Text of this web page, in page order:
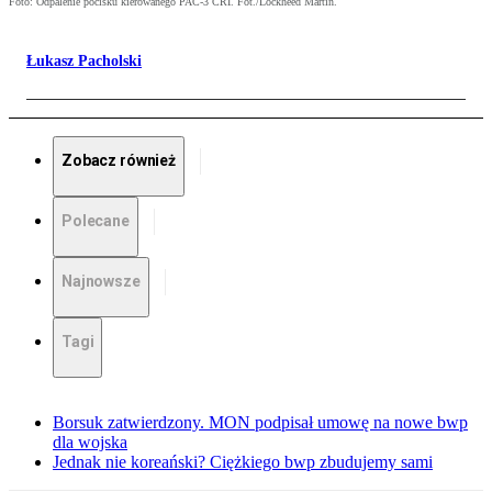
Łukasz Pacholski
Zobacz również
Polecane
Najnowsze
Tagi
Borsuk zatwierdzony. MON podpisał umowę na nowe bwp
dla wojska
Jednak nie koreański? Ciężkiego bwp zbudujemy sami